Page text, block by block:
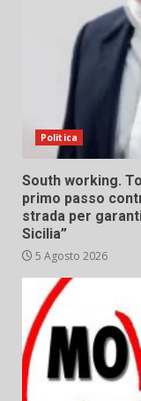
Politica
South working.
primo passo
strada per
Sicilia”
5 Agosto 2026